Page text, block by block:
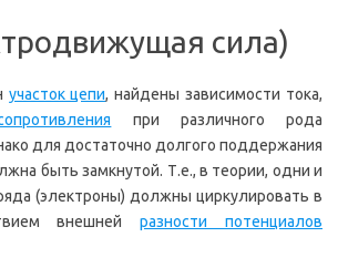
сила)
участок цепи, найдены зависимости тока,
при различного рода
для достаточно долгого поддержания
быть замкнутой. Т.е., в теории, одни и
(электроны) должны циркулировать в
внешнейразности потенциалов